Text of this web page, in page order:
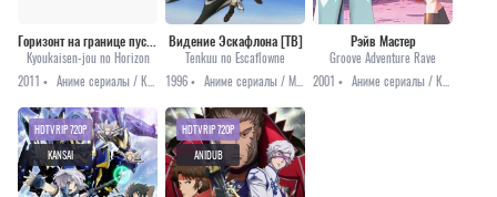
Kyoukaisen-jou no Horizon
2011 •
Видение Эскафлона [ТВ]
Tenkuu no Escaflowne
1996 •
Рэйв Мастер
Groove Adventure Rave
2001 •
HDTVRIP 720P
KANSAI
HDTVRIP 720P
ANIDUB